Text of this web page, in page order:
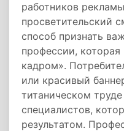
работников
просветительский
способ признать
профессии, которая
кадром».
или красивый
титаническом
специалистов,
результатом.